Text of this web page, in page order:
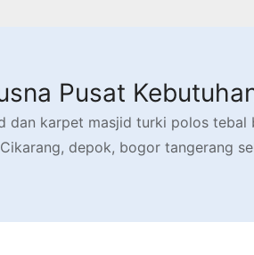
Pusat
dan karpet masjid turki polos tebal
Cikarang, depok, bogor tangerang